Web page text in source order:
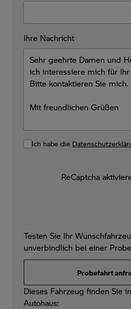
Ihre Nachricht
Ich habe die
ReCaptcha
Testen Sie Ihr
unverbindlich bei einer
Probefahrt
Dieses Fahrzeug finden Sie
Autohaus: